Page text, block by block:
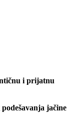
i prijatnu
podešavanja jačine